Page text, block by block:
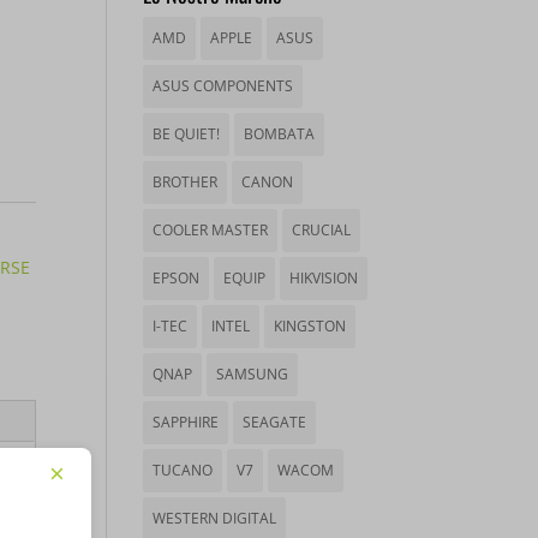
AMD APPLE ASUS
ASUS COMPONENTS
BE QUIET! BOMBATA
BROTHER CANON
COOLER MASTER CRUCIAL
EPSON EQUIP HIKVISION
I-TEC INTEL KINGSTON
QNAP SAMSUNG
SAPPHIRE SEAGATE
TUCANO V7 WACOM
WESTERN DIGITAL
×